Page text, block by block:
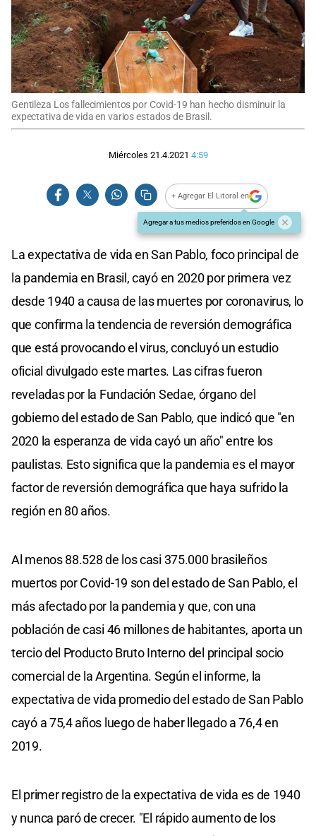
Gentileza Los fallecimientos por Covid-19 han hecho disminuir la
expectativa de vida en varios estados de Brasil.
Miércoles 21.4.2021 4:59
+ Agregar El Litoral en
Agregar a tus medios preferidos en Google
La expectativa de vida en San Pablo, foco principal de
la pandemia en Brasil, cayó en 2020 por primera vez
desde 1940 a causa de las muertes por coronavirus, lo
que confirma la tendencia de reversión demográfica
que está provocando el virus, concluyó un estudio
oficial divulgado este martes. Las cifras fueron
reveladas por la Fundación Sedae, órgano del
gobierno del estado de San Pablo, que indicó que "en
2020 la esperanza de vida cayó un año" entre los
paulistas. Esto significa que la pandemia es el mayor
factor de reversión demográfica que haya sufrido la
región en 80 años.
Al menos 88.528 de los casi 375.000 brasileños
muertos por Covid-19 son del estado de San Pablo, el
más afectado por la pandemia y que, con una
población de casi 46 millones de habitantes, aporta un
tercio del Producto Bruto Interno del principal socio
comercial de la Argentina. Según el informe, la
expectativa de vida promedio del estado de San Pablo
cayó a 75,4 años luego de haber llegado a 76,4 en
2019.
El primer registro de la expectativa de vida es de 1940
y nunca paró de crecer. "El rápido aumento de los